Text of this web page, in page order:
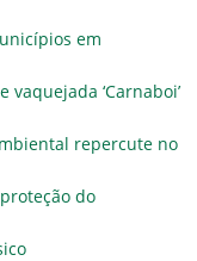
em
‘Carnaboi’
repercute no
do